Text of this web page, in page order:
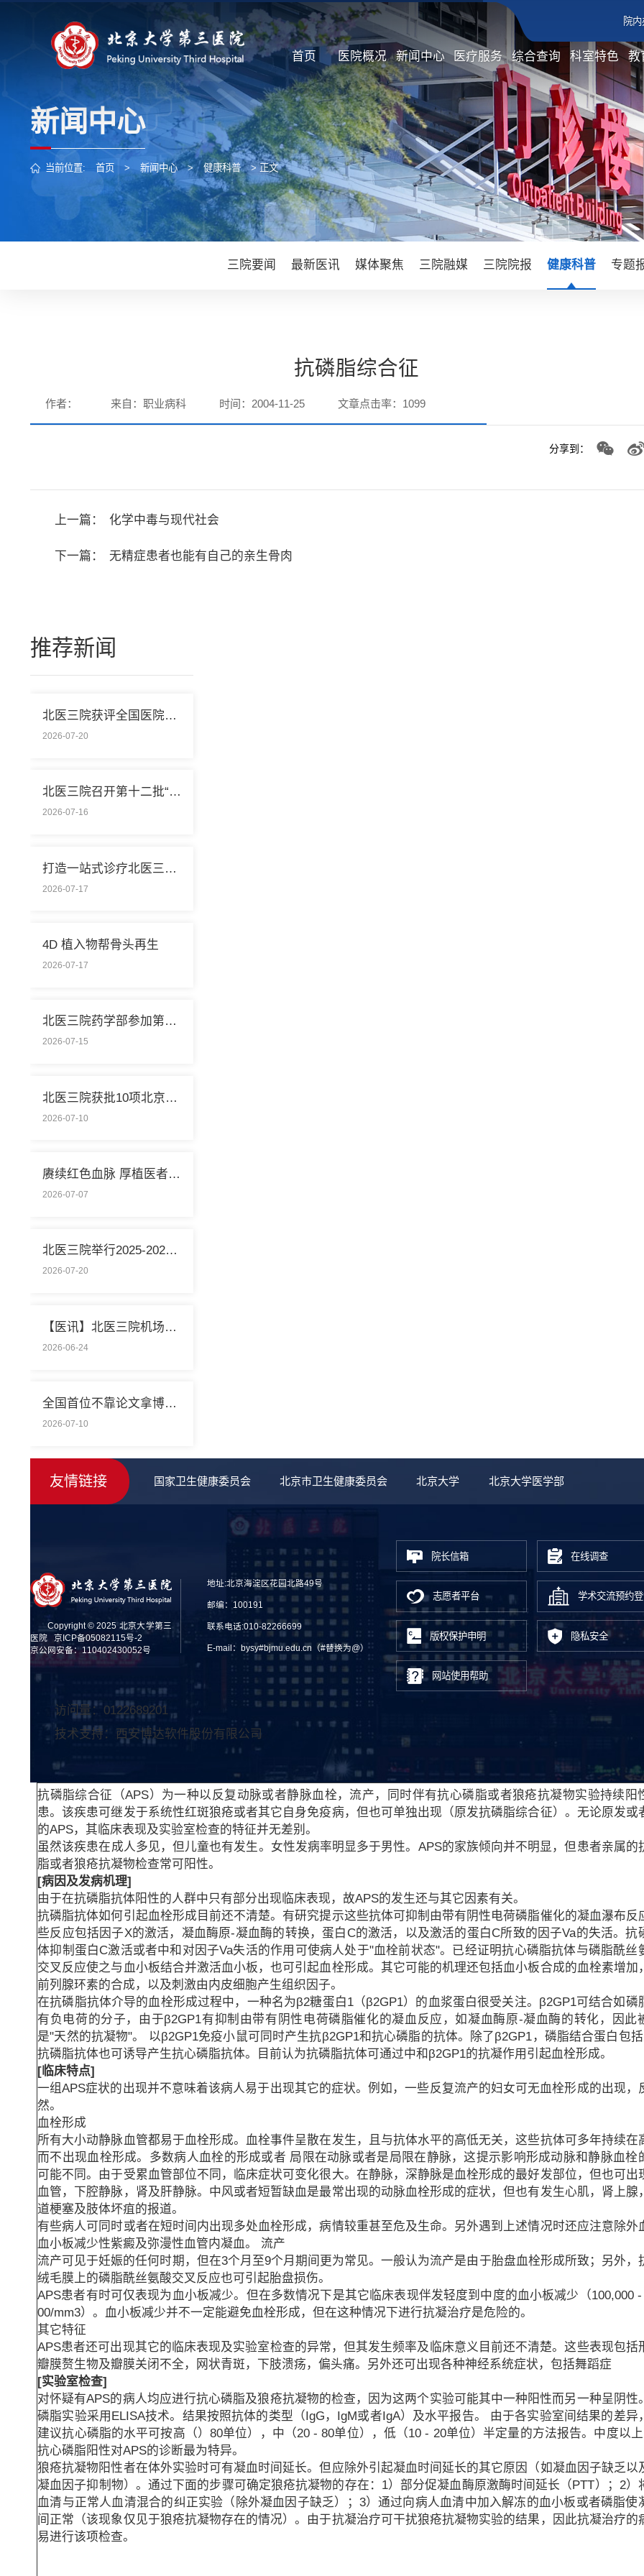
院
首页 医院概况 新闻中心 医疗服务 综合查询 科室特色 教
新闻中心
当前位置: 首页 > 新闻中心 > 健康科普 > 正文
三院要闻 最新医讯 媒体聚焦 三院融媒 三院院报 健康科普 专题
抗磷脂综合征
作者： 来自：职业病科 时间：2004-11-25 文章点击率： 1099
分享到：
上一篇： 化学中毒与现代社会
下一篇： 无精症患者也能有自己的亲生骨肉
推荐新闻
北医三院获评全国医院节能领跑示范单位称号
2026-07-20
北医三院召开第十二批“组团式”援藏医疗队欢送会
2026-07-16
打造一站式诊疗北医三院专家详解“控糖”新模式
2026-07-17
4D 植入物帮骨头再生
2026-07-17
北医三院药学部参加第25届亚洲临床药学大会
2026-07-15
北医三院获批10项北京市重点医疗技术临床应用培训基地
2026-07-10
赓续红色血脉 厚植医者担当 北医三院开展庆祝中国共产党成立105周年系列活动
2026-07-07
北医三院举行2025-2026学年学生暑期社会实践启动仪式
2026-07-20
【医讯】北医三院机场院区连续抢救两名致死性肺栓塞外籍旅客
2026-06-24
全国首位不靠论文拿博士学位的医学领域研究生通过答辩
2026-07-10
友情链接 国家卫生健康委员会 北京市卫生健康委员会 北京大学 北京大学医学部
Copyright © 2025 北京大学第三
医院 京ICP备05082115号-2
京公网安备：110402430052号
地址:北京海淀区花园北路49号
邮编：100191
联系电话:010-82266699
E-mail：bysy#bjmu.edu.cn（#替换为@）
院长信箱 在线调查
志愿者平台 学术交流预约
版权保护申明 隐私安全
网站使用帮助
访问量： 0122689201
技术支持：
西安博达软件股份有限公司
抗磷脂综合征（APS）为一种以反复动脉或者静脉血栓，流产，同时伴有抗心磷脂或者狼疮抗凝物实验持续阳
患。该疾患可继发于系统性红斑狼疮或者其它自身免疫病，但也可单独出现（原发抗磷脂综合征）。无论原发或
的APS，其临床表现及实验室检查的特征并无差别。
虽然该疾患在成人多见，但儿童也有发生。女性发病率明显多于男性。APS的家族倾向并不明显，但患者亲属的
脂或者狼疮抗凝物检查常可阳性。
[病因及发病机理]
由于在抗磷脂抗体阳性的人群中只有部分出现临床表现，故APS的发生还与其它因素有关。
抗磷脂抗体如何引起血栓形成目前还不清楚。有研究提示这些抗体可抑制由带有阴性电荷磷脂催化的凝血瀑布反
些反应包括因子X的激活，凝血酶原-凝血酶的转换，蛋白C的激活，以及激活的蛋白C所致的因子Va的失活。抗
体抑制蛋白C激活或者中和对因子Va失活的作用可使病人处于"血栓前状态"。已经证明抗心磷脂抗体与磷脂酰丝
交叉反应使之与血小板结合并激活血小板，也可引起血栓形成。其它可能的机理还包括血小板合成的血栓素增加
前列腺环素的合成，以及刺激由内皮细胞产生组织因子。
在抗磷脂抗体介导的血栓形成过程中，一种名为β2糖蛋白1（β2GP1）的血浆蛋白很受关注。β2GP1可结合如磷
有负电荷的分子，由于β2GP1有抑制由带有阴性电荷磷脂催化的凝血反应，如凝血酶原-凝血酶的转化，因此
是"天然的抗凝物"。 以β2GP1免疫小鼠可同时产生抗β2GP1和抗心磷脂的抗体。除了β2GP1，磷脂结合蛋白包
抗磷脂抗体也可诱导产生抗心磷脂抗体。目前认为抗磷脂抗体可通过中和β2GP1的抗凝作用引起血栓形成。
[临床特点]
一组APS症状的出现并不意味着该病人易于出现其它的症状。例如，一些反复流产的妇女可无血栓形成的出现，
然。
血栓形成
所有大小动静脉血管都易于血栓形成。血栓事件呈散在发生，且与抗体水平的高低无关，这些抗体可多年持续在
而不出现血栓形成。多数病人血栓的形成或者 局限在动脉或者是局限在静脉，这提示影响形成动脉和静脉血栓
可能不同。由于受累血管部位不同，临床症状可变化很大。在静脉，深静脉是血栓形成的最好发部位，但也可出
血管，下腔静脉，肾及肝静脉。中风或者短暂缺血是最常出现的动脉血栓形成的症状，但也有发生心肌，肾上腺
道梗塞及肢体坏疽的报道。
有些病人可同时或者在短时间内出现多处血栓形成，病情较重甚至危及生命。另外遇到上述情况时还应注意除外
血小板减少性紫癜及弥漫性血管内凝血。 流产
流产可见于妊娠的任何时期，但在3个月至9个月期间更为常见。一般认为流产是由于胎盘血栓形成所致；另外，
绒毛膜上的磷脂酰丝氨酸交叉反应也可引起胎盘损伤。
APS患者有时可仅表现为血小板减少。但在多数情况下是其它临床表现伴发轻度到中度的血小板减少（100,000 -
00/mm3）。血小板减少并不一定能避免血栓形成，但在这种情况下进行抗凝治疗是危险的。
其它特征
APS患者还可出现其它的临床表现及实验室检查的异常，但其发生频率及临床意义目前还不清楚。这些表现包括
瓣膜赘生物及瓣膜关闭不全，网状青斑，下肢溃疡，偏头痛。另外还可出现各种神经系统症状，包括舞蹈症
[实验室检查]
对怀疑有APS的病人均应进行抗心磷脂及狼疮抗凝物的检查，因为这两个实验可能其中一种阳性而另一种呈阴性
磷脂实验采用ELISA技术。结果按照抗体的类型（IgG，IgM或者IgA）及水平报告。 由于各实验室间结果的差异
建议抗心磷脂的水平可按高（）80单位），中（20 - 80单位），低（10 - 20单位）半定量的方法报告。中度以
抗心磷脂阳性对APS的诊断最为特异。
狼疮抗凝物阳性者在体外实验时可有凝血时间延长。但应除外引起凝血时间延长的其它原因（如凝血因子缺乏以
凝血因子抑制物）。通过下面的步骤可确定狼疮抗凝物的存在：1）部分促凝血酶原激酶时间延长（PTT）；2）
血清与正常人血清混合的纠正实验（除外凝血因子缺乏）；3）通过向病人血清中加入解冻的血小板或者磷脂使
间正常（该现象仅见于狼疮抗凝物存在的情况）。由于抗凝治疗可干扰狼疮抗凝物实验的结果，因此抗凝治疗的
易进行该项检查。